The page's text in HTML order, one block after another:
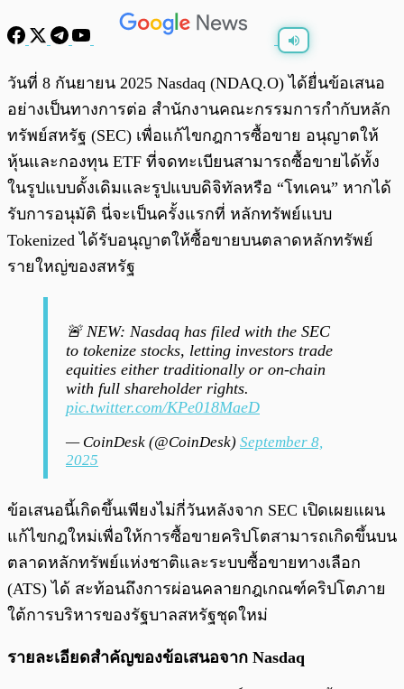
พร้อมเล่น 0:00 /
วันที่ 8 กันยายน 2025 Nasdaq (NDAQ.O) ได้ยื่นข้อเสนอ
อย่างเป็นทางการต่อ สำนักงานคณะกรรมการกำกับหลัก
ทรัพย์สหรัฐ (SEC) เพื่อแก้ไขกฎการซื้อขาย อนุญาตให้
หุ้นและกองทุน ETF ที่จดทะเบียนสามารถซื้อขายได้ทั้ง
ในรูปแบบดั้งเดิมและรูปแบบดิจิทัลหรือ “โทเคน” หากได้
รับการอนุมัติ นี่จะเป็นครั้งแรกที่ หลักทรัพย์แบบ
Tokenized ได้รับอนุญาตให้ซื้อขายบนตลาดหลักทรัพย์
รายใหญ่ของสหรัฐ
🚨 NEW: Nasdaq has filed with the SEC
to tokenize stocks, letting investors trade
equities either traditionally or on-chain
with full shareholder rights.
pic.twitter.com/KPe018MaeD
— CoinDesk (@CoinDesk) September 8,
2025
ข้อเสนอนี้เกิดขึ้นเพียงไม่กี่วันหลังจาก SEC เปิดเผยแผน
แก้ไขกฎใหม่เพื่อให้การซื้อขายคริปโตสามารถเกิดขึ้นบน
ตลาดหลักทรัพย์แห่งชาติและระบบซื้อขายทางเลือก
(ATS) ได้ สะท้อนถึงการผ่อนคลายกฎเกณฑ์คริปโตภาย
ใต้การบริหารของรัฐบาลสหรัฐชุดใหม่
รายละเอียดสำคัญของข้อเสนอจาก Nasdaq